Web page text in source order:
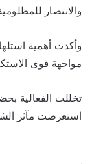
والانتصار
وأكدت أهمية
مواجهة قوى
تخللت الفعالية
استعرضت مآثر